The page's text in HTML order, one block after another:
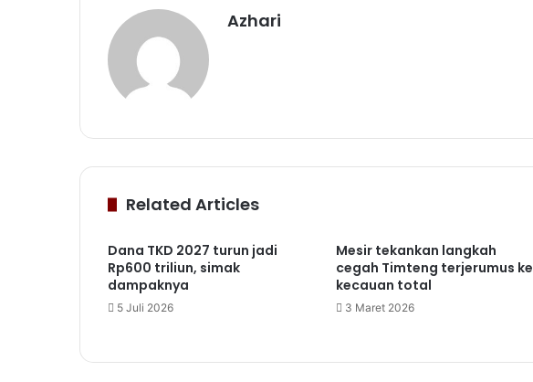
Azhari
Related Articles
Dana TKD 2027 turun jadi
Rp600 triliun, simak
dampaknya
5 Juli 2026
Mesir tekankan langkah
cegah Timteng terjerumus ke
kecauan total
3 Maret 2026